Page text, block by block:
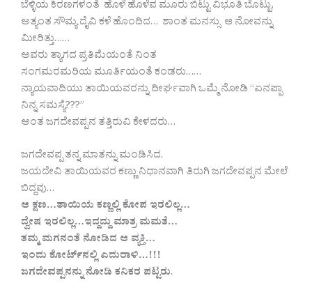
ಬೆಳ್ಳಿಯ ಕಿರಣಗಳಂತೆ ಹೊಳೆ ಹೊಳೆವ ಮೂರು ಬಿಟ್ಟು ವಿಭೂತಿ ಬೊಟ್ಟು,
ಅತ್ಯಂತ ಸೌಮ್ಯ ದೈವಿ ಕಳೆ ಹೊಂದಿದ… ಶಾಂತ ಮನಸ್ಸು ಆ ನೋವನ್ನು
ಮೀರಿತ್ತು……
ಅವರು ತ್ಯಾಗದ ಪ್ರತಿಮೆಯಂತೆ ನಿಂತ
ಸಂಗಮರಮರಿಯ ಮೂರ್ತಿಯಂತೆ ಕಂಡರು……
ನ್ಯಾಯವಾದಿಯು ತಾಯಿಯವರನ್ನು ದೀರ್ಘವಾಗಿ ಒಮ್ಮೆ ನೋಡಿ “ಏನಪ್ಪಾ
ನಿನ್ನ ಸಮಸ್ಯೆ???”
ಅಂತ ಜಗದೇವಪ್ಪನ ತತ್ತಿರುವಿ ಕೇಳದರು…
ಜಗದೇವಪ್ಪ ತನ್ನ ಮಾತನ್ನು ಮಂಡಿಸಿದ.
ಜಯದೇವಿ ತಾಯಿಯವರ ಕಣ್ಣು ನಿಧಾನವಾಗಿ ತಿರುಗಿ ಜಗದೇವಪ್ಪನ ಮೇಲೆ
ಬಿದ್ದವು…
ಆ ಕ್ಷಣ…ತಾಯಿಯ ಕಣ್ಣಲ್ಲಿ ಕೋಪ ಇರಲಿಲ್ಲ…
ದ್ವೇಷ ಇರಲಿಲ್ಲ…ಇದ್ದದ್ದು ಮಾತ್ರ ಮಮತೆ…
ತಮ್ಮ ಮಗನಂತೆ ನೋಡಿದ ಆ ವ್ಯಕ್ತಿ…
ಇಂದು ಕೋರ್ಟ್‌ನಲ್ಲಿ ಎದುರಾಳಿ…!!!
ಜಗದೇವಪ್ಪನನ್ನು ನೋಡಿ ಕನಿಕರ ಪಟ್ಟರು.